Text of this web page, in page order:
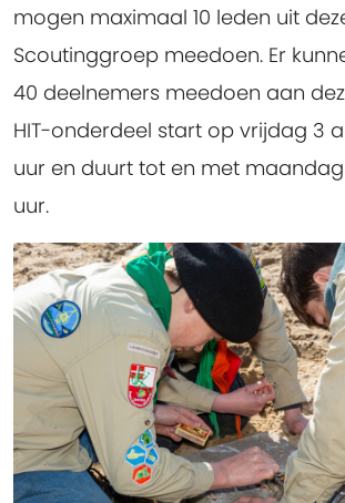
mogen maximaal 10 leden uit
Scoutinggroep meedoen. Er
40 deelnemers meedoen aan
HIT-onderdeel start op vrijdag 3
uur en duurt tot en met maandag
uur.